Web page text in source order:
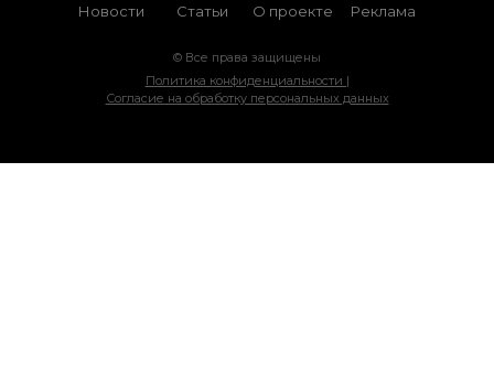
© Все права защищены
Согласие на обработку персональных данных
Политика конфиденциальности |
Новости О проекте
Статьи Реклама